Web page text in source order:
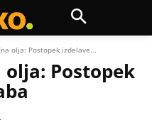
olja: Postopek izdelave...
olja: Postopek